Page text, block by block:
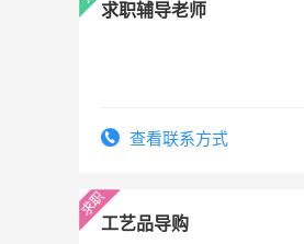
求职辅导老师
查看联系方式
工艺品导购